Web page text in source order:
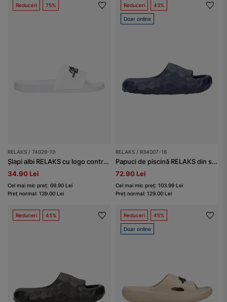
Reduceri 75%
RELAKS / 74029-19
Șlapi albi RELAKS cu logo contrastant damă
34.90 Lei
Cel mai mic preț: 69.90 Lei
Preț normal: 139.00 Lei
Reduceri 43%
Doar online
RELAKS / R34007-16
Papuci de piscină RELAKS din spumă EVA, bleumarin
72.90 Lei
Cel mai mic preț: 103.99 Lei
Preț normal: 129.00 Lei
Reduceri 45% Reduceri 45%
Doar online